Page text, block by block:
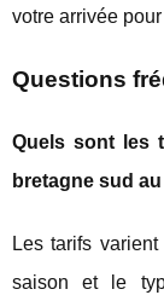
votre arrivée
Questions
Quels sont les
bretagne sud
Les tarifs
saison et le